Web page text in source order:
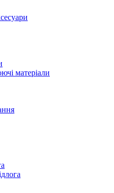
матеріали